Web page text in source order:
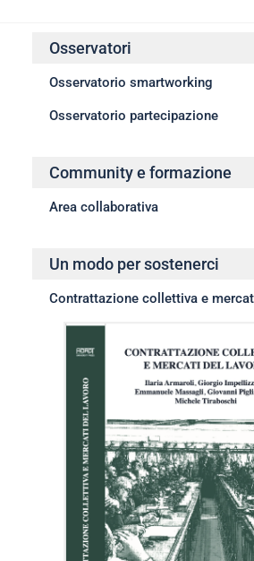
Osservatori
Osservatorio smartworking
Osservatorio partecipazione
Community e formazione
Area collaborativa
Un modo per sostenerci
Contrattazione collettiva e